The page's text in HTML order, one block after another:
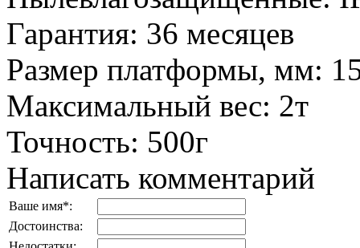
Гарантия: 36 месяцев
Размер платформы, мм:
Максимальный вес: 2т
Точность: 500г
Написать комментарий
Ваше имя*:
Достоинства: